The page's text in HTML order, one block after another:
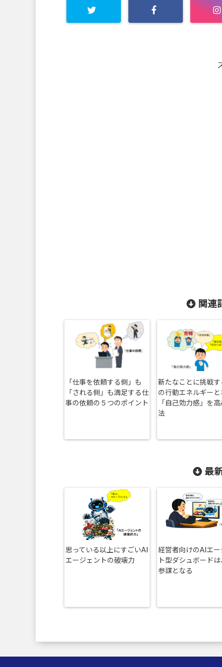
関連
「仕事を依頼する側」も
「される側」も満足する仕
事の依頼の５つのポイント
新たなことに挑戦す
の行動エネルギーと
「自己効力感」を
法
最
思っている以上にすごいAI
エージェントの破壊力
経営者向けのAIエー
ト型ダシュボード
参謀となる